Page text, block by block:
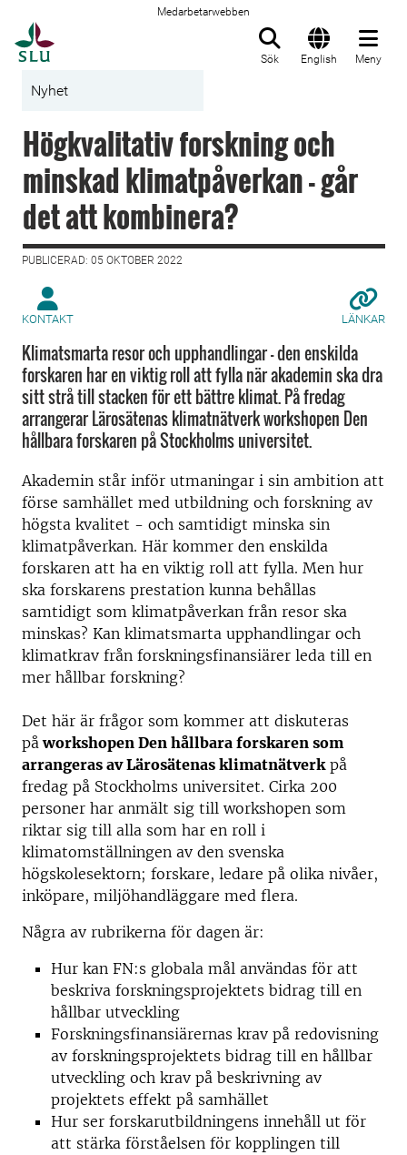
Medarbetarwebben
Sök English Meny
Nyhet
Högkvalitativ forskning och
minskad klimatpåverkan - går
det att kombinera?
PUBLICERAD: 05 OKTOBER 2022
KONTAKT LÄNKAR
Klimatsmarta resor och upphandlingar - den enskilda
forskaren har en viktig roll att fylla när akademin ska dra
sitt strå till stacken för ett bättre klimat. På fredag
arrangerar Lärosätenas klimatnätverk workshopen Den
hållbara forskaren på Stockholms universitet.
Akademin står inför utmaningar i sin ambition att
förse samhället med utbildning och forskning av
högsta kvalitet - och samtidigt minska sin
klimatpåverkan. Här kommer den enskilda
forskaren att ha en viktig roll att fylla. Men hur
ska forskarens prestation kunna behållas
samtidigt som klimatpåverkan från resor ska
minskas? Kan klimatsmarta upphandlingar och
klimatkrav från forskningsfinansiärer leda till en
mer hållbar forskning?
Det här är frågor som kommer att diskuteras
på workshopen Den hållbara forskaren som
arrangeras av Lärosätenas klimatnätverk på
fredag på Stockholms universitet. Cirka 200
personer har anmält sig till workshopen som
riktar sig till alla som har en roll i
klimatomställningen av den svenska
högskolesektorn; forskare, ledare på olika nivåer,
inköpare, miljöhandläggare med flera.
Några av rubrikerna för dagen är:
Hur kan FN:s globala mål användas för att
beskriva forskningsprojektets bidrag till en
hållbar utveckling
Forskningsfinansiärernas krav på redovisning
av forskningsprojektets bidrag till en hållbar
utveckling och krav på beskrivning av
projektets effekt på samhället
Hur ser forskarutbildningens innehåll ut för
att stärka förståelsen för kopplingen till